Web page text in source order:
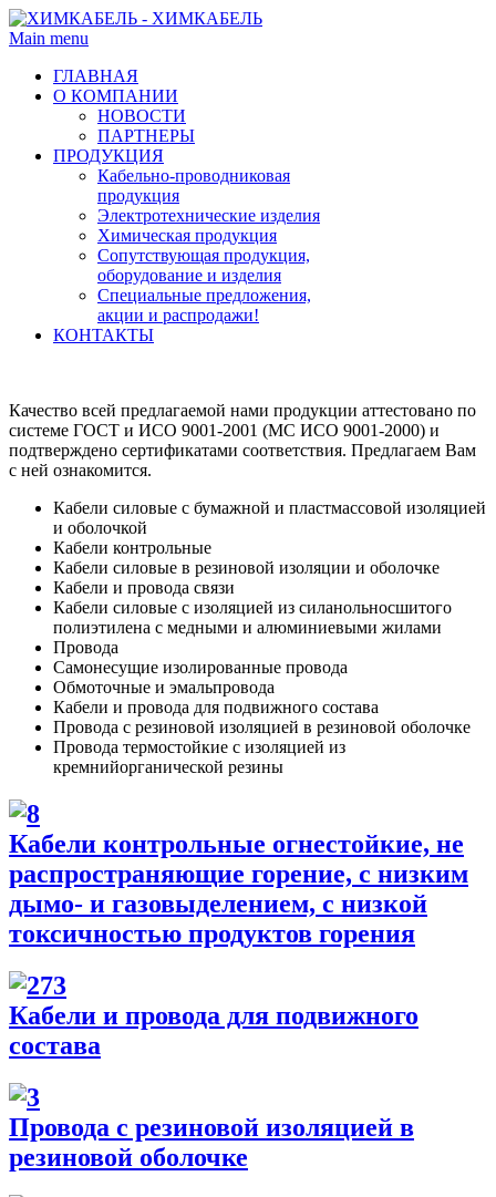
Main menu
ГЛАВНАЯ
О КОМПАНИИ
НОВОСТИ
ПАРТНЕРЫ
ПРОДУКЦИЯ
Кабельно-проводниковая
продукция
Электротехнические изделия
Химическая продукция
Сопутствующая продукция,
оборудование и изделия
Специальные предложения,
акции и распродажи!
КОНТАКТЫ
Качество всей предлагаемой нами продукции аттестовано по
системе ГОСТ и ИСО 9001-2001 (МС ИСО 9001-2000) и
подтверждено сертификатами соответствия. Предлагаем Вам
с ней ознакомится.
Кабели силовые с бумажной и пластмассовой изоляцией
и оболочкой
Кабели контрольные
Кабели силовые в резиновой изоляции и оболочке
Кабели и провода связи
Кабели силовые с изоляцией из силанольносшитого
полиэтилена с медными и алюминиевыми жилами
Провода
Самонесущие изолированные провода
Обмоточные и эмальпровода
Кабели и провода для подвижного состава
Провода с резиновой изоляцией в резиновой оболочке
Провода термостойкие с изоляцией из
кремнийорганической резины
Кабели контрольные огнестойкие, не
распространяющие горение, с низким
дымо- и газовыделением, с низкой
токсичностью продуктов горения
Кабели и провода для подвижного
состава
Провода с резиновой изоляцией в
резиновой оболочке